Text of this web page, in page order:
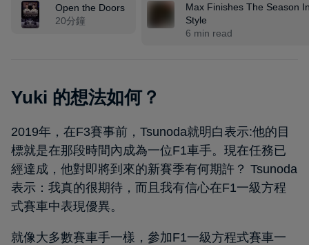
Open the Doors
20分鐘
Max Finishes The Season
Style
6 min read
Yuki 的想法如何？
2019年，在F3賽事前，Tsunoda就明白表示:他的目
標就是在那段時間內成為一位F1車手。現在任務已
經達成，他對即將到來的新賽季有何期許？ Tsunoda
表示：我真的很期待，而且我有信心在F1一級方程
式賽車中表現優異。
就像大多數賽車手一樣，參加F1一級方程式賽車一